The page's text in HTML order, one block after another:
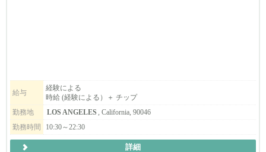
✔ 日本での看護師経験を活かせます
✔ 子どもたちの成長を見守れる、やりがいのある仕事です
✔ 日本とアメリカ、それぞれの医療について学べます
給与
経験による
時給 (経験による）＋ チップ
勤務地
LOS ANGELES , California, 90046
勤務時間
10:30～22:30
詳細